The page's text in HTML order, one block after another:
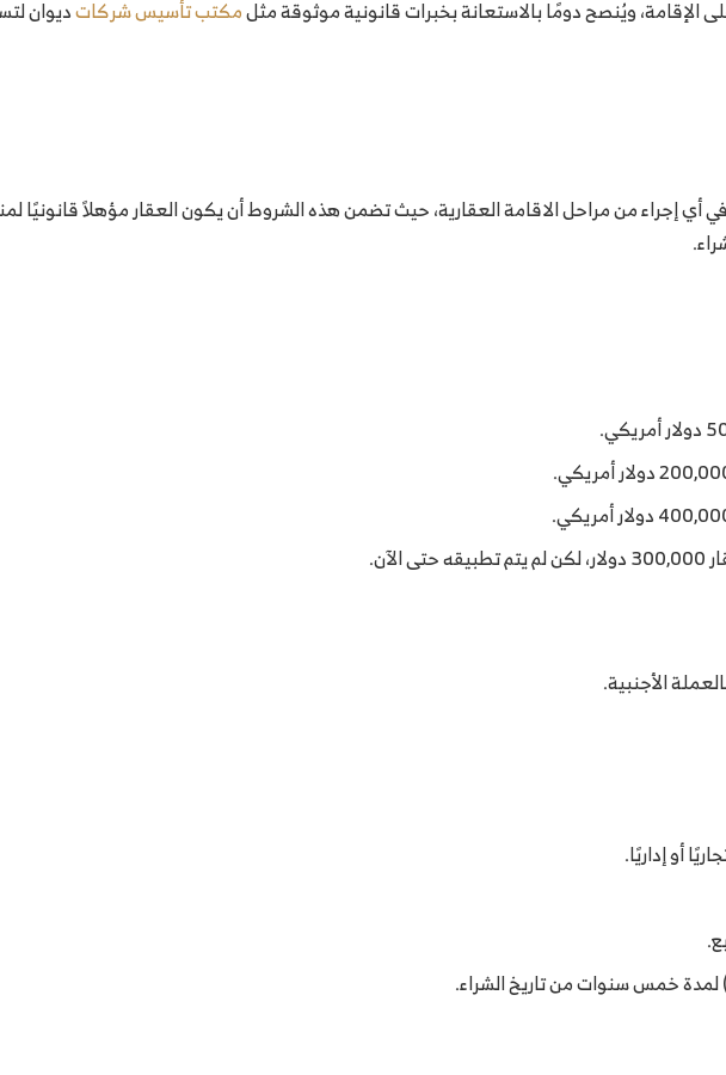
الإقامة، ويُنصح دومًا بالاستعانة بخبرات قانونية موثوقة مثلمكتب تأسيس شركاتديوان
إجراء من مراحل الاقامة العقارية، حيث تضمن هذه الشروط أن يكون العقار مؤهلاً قانونيًا
الأجنبية.
أو إداريًا.
لمدة خمس سنوات من تاريخ الشراء.